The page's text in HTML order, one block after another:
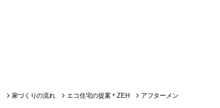
家づくりの流れ エコ住宅の提案＊ZEH アフターメン